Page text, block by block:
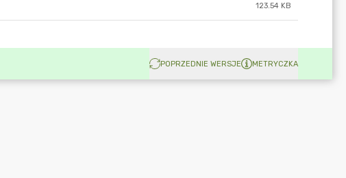
123.54 KB
POPRZEDNIE WERSJE METRYCZKA